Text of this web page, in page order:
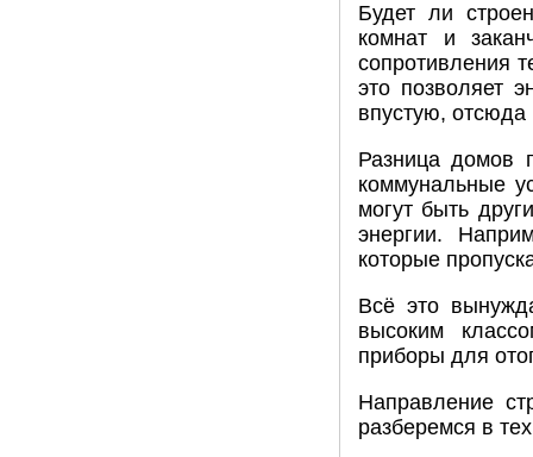
Будет ли
комнат и
сопротивления
это позволяет
впустую, отсюда
Разница домов
коммунальные
могут быть
энергии.
которые
Всё это
высоким
приборы для
Направление
разберемся в